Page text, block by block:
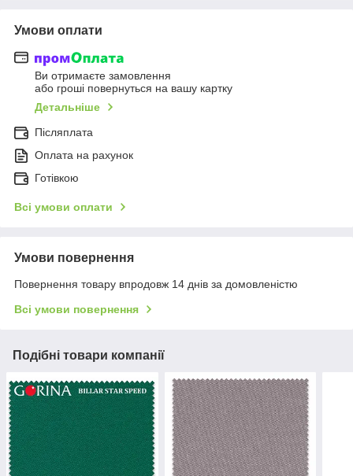
Умови оплати
Ви отримаєте замовлення
або гроші повернуться на вашу картку
Детальніше
Післяплата
Оплата на рахунок
Готівкою
Всі умови оплати
Умови повернення
Повернення товару впродовж 14 днів за домовленістю
Всі умови повернення
Подібні товари компанії